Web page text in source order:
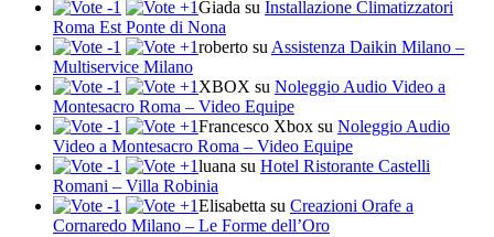
Giada su Installazione Climatizzatori
Roma Est Ponte di Nona
roberto su Assistenza Daikin Milano –
Multiservice Milano
XBOX su Noleggio Audio Video a
Montesacro Roma – Video Equipe
Francesco Xbox su Noleggio Audio
Video a Montesacro Roma – Video Equipe
luana su Hotel Ristorante Castelli
Romani – Villa Robinia
Elisabetta su Creazioni Orafe a
Cornaredo Milano – Le Forme dell’Oro